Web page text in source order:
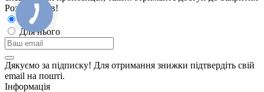
Розпродажiв!
Для неї
Для нього
Дякуємо за підписку! Для отримання знижки підтвердіть свій
email на пошті.
Інформація